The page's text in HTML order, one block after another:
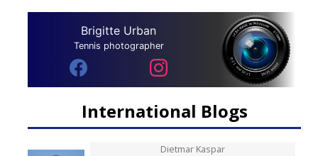
Brigitte Urban
Tennis photographer
International Blogs
Dietmar Kaspar